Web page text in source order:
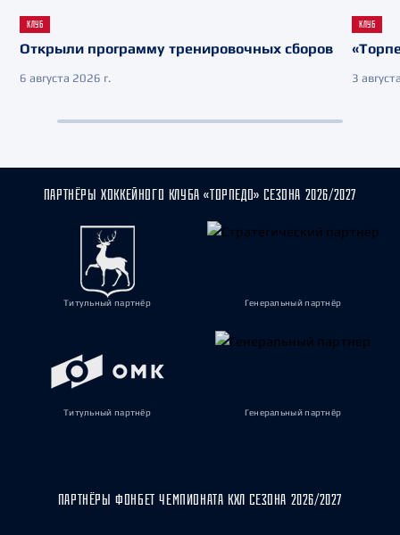
КЛУБ
Открыли программу тренировочных сборов
6 августа 2026 г.
КЛУБ
3
ПАРТНЁРЫ ХОККЕЙНОГО КЛУБА «ТОРПЕДО» СЕЗОНА 2026/2027
Титульный партнёр Генеральный партнёр
Титульный партнёр Генеральный партнёр
ПАРТНЁРЫ ФОНБЕТ ЧЕМПИОНАТА КХЛ СЕЗОНА 2026/2027